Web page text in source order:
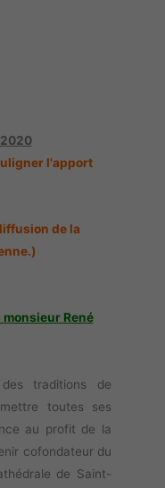
l'apport
de la
René
traditions de
toutes ses
au profit de la
cofondateur du
de Saint-